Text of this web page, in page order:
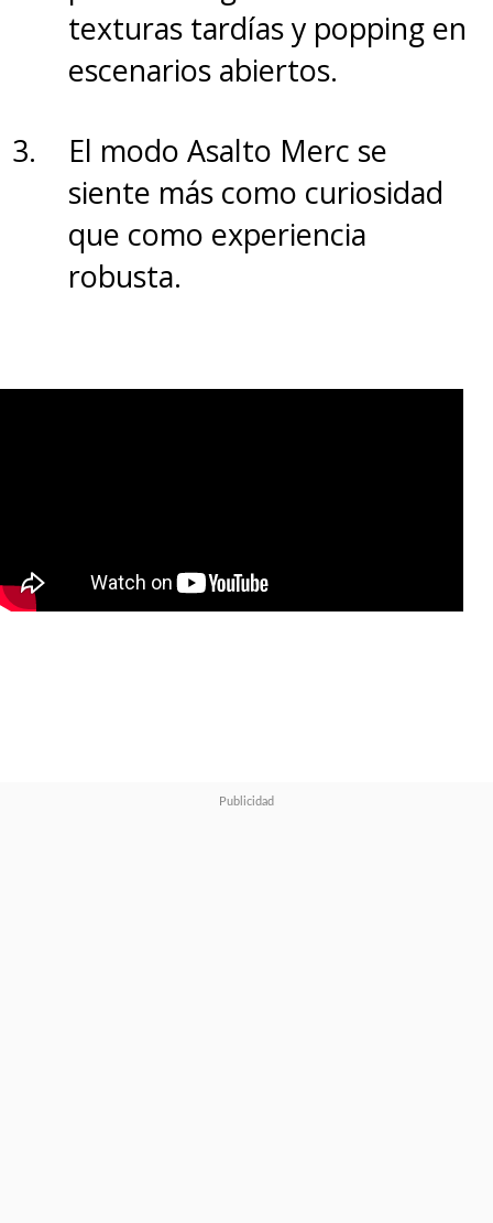
texturas tardías y popping en
escenarios abiertos.
El modo Asalto Merc se
siente más como curiosidad
que como experiencia
robusta.